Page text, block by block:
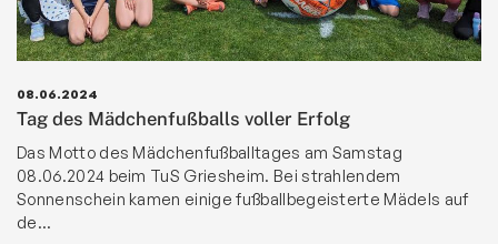
08.06.2024
Tag des Mädchenfußballs voller Erfolg
Das Motto des Mädchenfußballtages am Samstag
08.06.2024 beim TuS Griesheim. Bei strahlendem
Sonnenschein kamen einige fußballbegeisterte Mädels auf
de…